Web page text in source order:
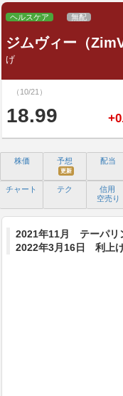
ヘルスケア 無配
ジムヴィー（
げ
（10/21）
18.99
株価 予想
更新
配当
チャート テク
信用
空売り
2021年11月 テーパリ
2022年3月16日 利上げ